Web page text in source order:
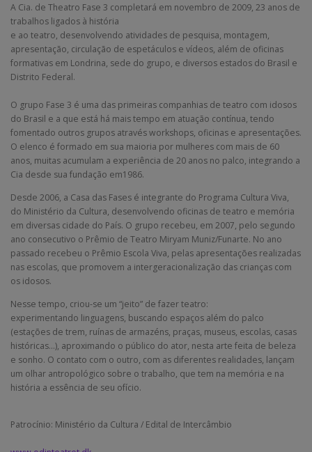
A Cia. de Theatro Fase 3 completará em novembro de 2009, 23 anos de
trabalhos ligados à história
e ao teatro, desenvolvendo atividades de pesquisa, montagem,
apresentação, circulação de espetáculos e vídeos, além de oficinas
formativas em Londrina, sede do grupo, e diversos estados do Brasil e
Distrito Federal.
O grupo Fase 3 é uma das primeiras companhias de teatro com idosos
do Brasil e a que está há mais tempo em atuação contínua, tendo
fomentado outros grupos através workshops, oficinas e apresentações.
O elenco é formado em sua maioria por mulheres com mais de 60
anos, muitas acumulam a experiência de 20 anos no palco, integrando a
Cia desde sua fundação em1986.
Desde 2006, a Casa das Fases é integrante do Programa Cultura Viva,
do Ministério da Cultura, desenvolvendo oficinas de teatro e memória
em diversas cidade do País. O grupo recebeu, em 2007, pelo segundo
ano consecutivo o Prêmio de Teatro Miryam Muniz/Funarte. No ano
passado recebeu o Prêmio Escola Viva, pelas apresentações realizadas
nas escolas, que promovem a intergeracionalização das crianças com
os idosos.
Nesse tempo, criou-se um “jeito” de fazer teatro:
experimentando linguagens, buscando espaços além do palco
(estações de trem, ruínas de armazéns, praças, museus, escolas, casas
históricas…), aproximando o público do ator, nesta arte feita de beleza
e sonho. O contato com o outro, com as diferentes realidades, lançam
um olhar antropológico sobre o trabalho, que tem na memória e na
história a essência de seu ofício.
Patrocínio: Ministério da Cultura / Edital de Intercâmbio